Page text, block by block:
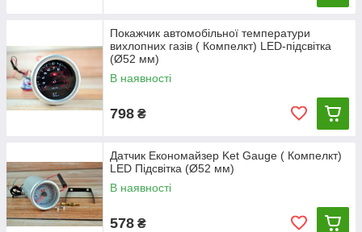
Покажчик автомобільної температури
вихлопних газів ( Компелкт) LED-підсвітка
(Ø52 мм)
В наявності
798 ₴
Датчик Економайзер Ket Gauge ( Компелкт)
LED Підсвітка (Ø52 мм)
В наявності
578 ₴